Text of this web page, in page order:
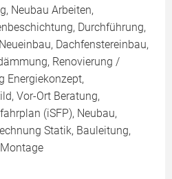
Neubau Arbeiten,
Durchführung,
Dachfenstereinbau,
Renovierung /
Energiekonzept,
Vor-Ort Beratung,
(iSFP), Neubau,
Statik, Bauleitung,